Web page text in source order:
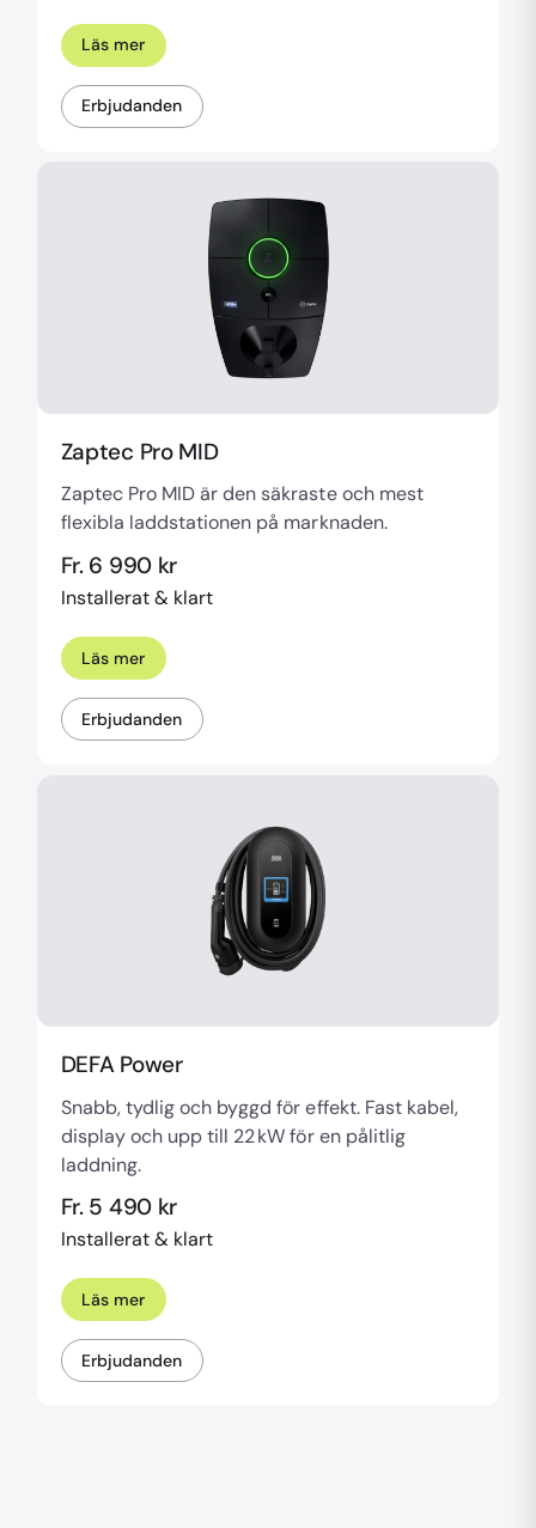
Läs mer
Erbjudanden
Zaptec Pro MID
Zaptec Pro MID är den säkraste och mest
flexibla laddstationen på marknaden.
Fr. 6 990 kr
Installerat & klart
Läs mer
Erbjudanden
DEFA Power
Snabb, tydlig och byggd för effekt. Fast kabel,
display och upp till 22 kW för en pålitlig
laddning.
Fr. 5 490 kr
Installerat & klart
Läs mer
Erbjudanden